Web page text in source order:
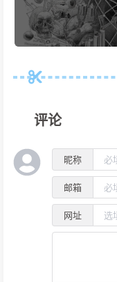
评论
昵称
邮箱
网址